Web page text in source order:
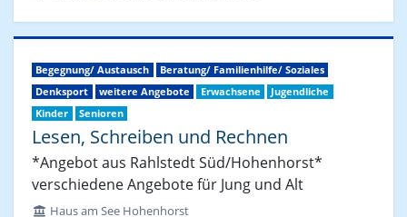
Begegnung/ Austausch
Beratung/ Familienhilfe/ Soziales
Denksport
weitere Angebote Erwachsene
Jugendliche
Kinder
Senioren
Lesen, Schreiben und Rechnen
*Angebot aus Rahlstedt Süd/Hohenhorst*
verschiedene Angebote für Jung und Alt
Haus am See Hohenhorst